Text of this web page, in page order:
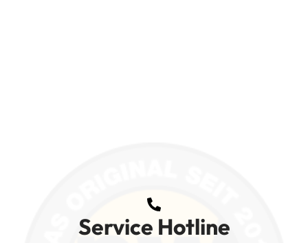
Service Hotline